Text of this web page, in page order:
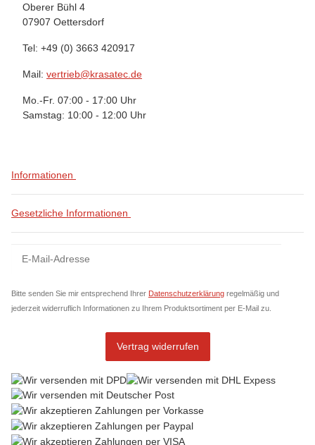
Oberer Bühl 4
07907 Oettersdorf
Tel: +49 (0) 3663 420917
Mail: vertrieb@krasatec.de
Mo.-Fr. 07:00 - 17:00 Uhr
Samstag: 10:00 - 12:00 Uhr
Informationen
Gesetzliche Informationen
Newsletter Abonnieren
Bitte senden Sie mir entsprechend Ihrer Datenschutzerklärung regelmäßig und
jederzeit widerruflich Informationen zu Ihrem Produktsortiment per E-Mail zu.
Vertrag widerrufen